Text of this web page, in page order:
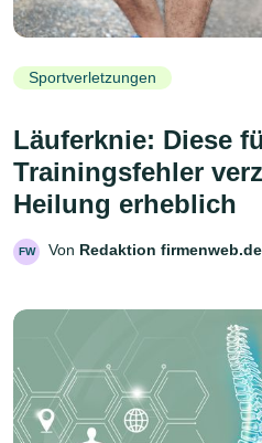
Sportverletzungen
Läuferknie: Diese
Trainingsfehler
Heilung erheblich
FW Von Redaktion firmenweb.de